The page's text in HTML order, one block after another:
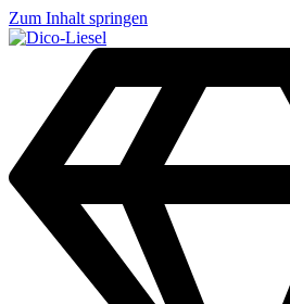
Zum Inhalt springen